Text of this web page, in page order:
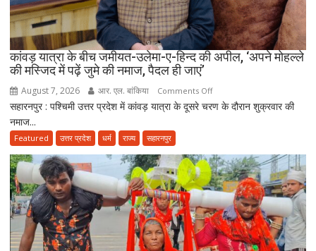
मौलाना
राशिद
सिद्दीकी
ने
कांवड़ यात्रा के बीच जमीयत-उलेमा-ए-हिन्द की अपील, ‘अपने मोहल्ले
की मस्जिद में पढ़ें जुमे की नमाज, पैदल ही जाएं’
August 7, 2026 आर. एल. बांकिया Comments Offon
कांवड़
जमीयत-
उलेमा-
ए-
हिन्द
की
अपील,
सहारनपुर : पश्चिमी उत्तर प्रदेश में कांवड़ यात्रा के दूसरे चरण के दौरान शुक्रवार की
नमाज...
Featured उत्तर प्रदेश धर्म राज्य सहारनपुर